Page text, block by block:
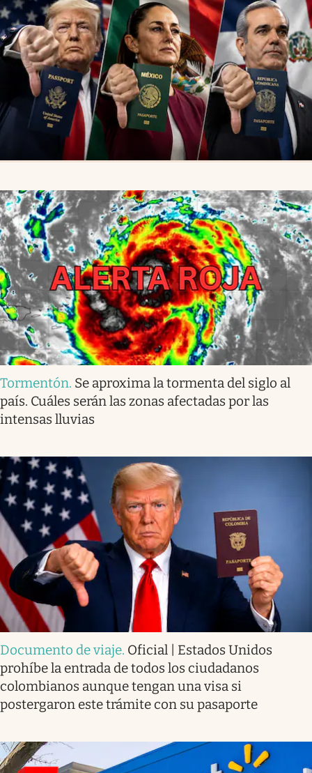
Tormentón. Se aproxima la tormenta del siglo al
país. Cuáles serán las zonas afectadas por las
intensas lluvias
Documento de viaje. Oficial | Estados Unidos
prohíbe la entrada de todos los ciudadanos
colombianos aunque tengan una visa si
postergaron este trámite con su pasaporte